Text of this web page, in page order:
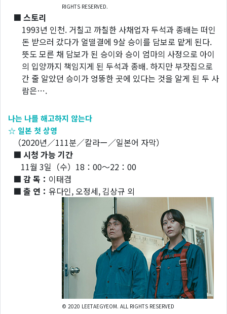
RIGHTS RESERVED.
■ 스토리
1993년 인천. 거칠고 까칠한 사채업자 두석과 종배는 떠인
돈 받으러 갔다가 얼떨결에 9살 승이를 담보로 맡게 된다.
뜻도 모른 채 담보가 된 승이와 승이 엄마의 사정으로 아이
의 입양까지 책임지게 된 두석과 종배. 하지만 부잣집으로
간 줄 알았던 승이가 엉뚱한 곳에 있다는 것을 알게 된 두 사
람은….
나는 나를 해고하지 않는다
☆ 일본 첫 상영
（2020년／111분／칼라ー／일본어 자막）
■ 시청 가능 기간
11월 3일（수）18：00～22：00
■ 감 독： 이태겸
■ 출 연： 유다인, 오정세, 김상규 외
© 2020 LEETAEGYEOM. ALL RIGHTS RESERVED